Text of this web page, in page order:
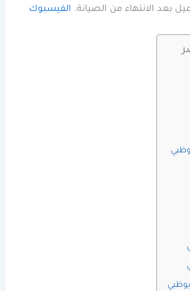
بعد الانتهاء من الصيانة. الفيسبوك